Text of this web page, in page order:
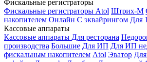
Фискальные регистраторы
Фискальные регистраторы Atol Штрих-М
накопителем Онлайн С эквайрингом Для
Кассовые аппараты
Кассовые аппараты Для ресторана
производства Большие Для ИП Для ИП
фискальным накопителем Atol Эватор